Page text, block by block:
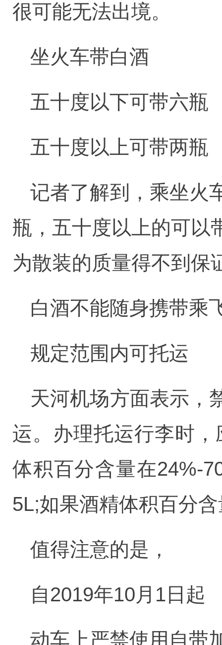
很可能无法出境。
坐火车带白酒
五十度以下可带六瓶
五十度以上可带两瓶
记者了解到，乘坐火
瓶，五十度以上的可以
为散装的质量得不到保
白酒不能随身携带乘
规定范围内可托运
天河机场方面表示，
运。办理托运行李时
体积百分含量在24%-
5L;如果酒精体积百分
值得注意的是，
自2019年10月1日起
动车上严禁使用自带